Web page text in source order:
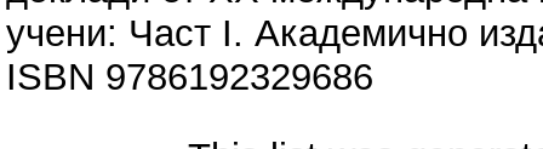
учени: Част I. Академично
ISBN 9786192329686